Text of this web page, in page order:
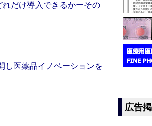
だけ導入できるかーその
し医薬品イノベーションを
広告